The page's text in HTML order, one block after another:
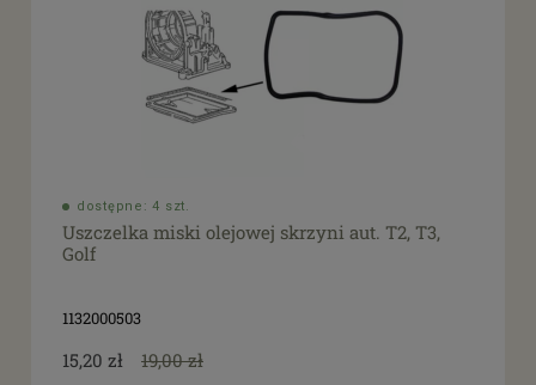
dostępne: 4 szt.
Uszczelka miski olejowej skrzyni aut. T2, T3,
Golf
1132000503
15,20 zł 19,00 zł